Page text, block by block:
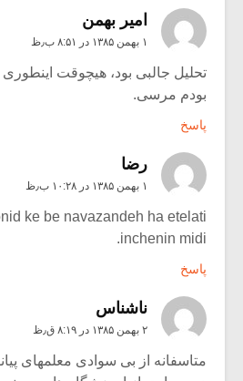
امير بهمن
۱ بهمن ۱۳۸۵ در ۸:۵۱ ب٫ظ
تحلیل جالبی بود، هیچوقت
بودم مرسی.
پاسخ
رضا
۱ بهمن ۱۳۸۵ در ۱۰:۲۸ ب٫ظ
ke be navazandeh ha etelati
inchenin midi.
پاسخ
ناشناس
۲ بهمن ۱۳۸۵ در ۸:۱۹ ق٫ظ
متاسفانه از بی سوادی معلمهای